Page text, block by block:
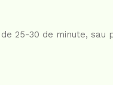
25-30 de minute,